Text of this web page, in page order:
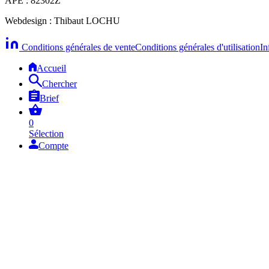
Webdesign : Thibaut LOCHU
Conditions générales de venteConditions générales d'utilisation
Accueil
Chercher
Brief
0
Sélection
Compte